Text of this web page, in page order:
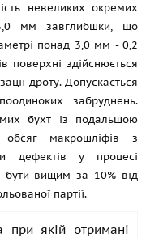
невеликих окремих
мм завглибшки, що
понад 3,0 мм - 0,2
поверхні здійснюється
дроту. Допускається
забруднень.
бухт із подальшою
обсяг макрошліфів з
дефектів у процесі
бути вищим за 10% від
партії.
при якій отримані